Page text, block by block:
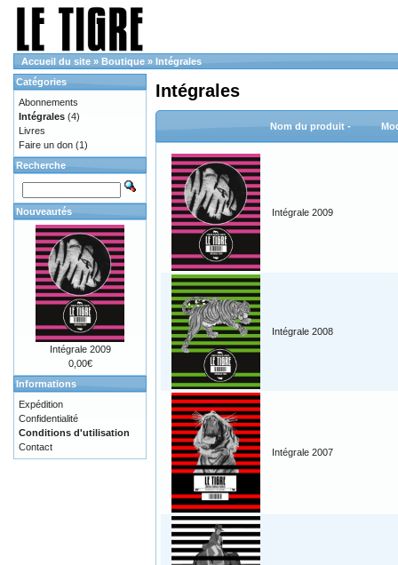
Accueil du site » Boutique » Intégrales
Intégrales
Nom du produit -
Intégrale 2009
Intégrale 2008
Intégrale 2007
Catégories
Abonnements
Intégrales (4)
Livres
Faire un don (1)
Recherche
Nouveautés
Intégrale 2009
0,00€
Informations
Expédition
Confidentialité
Conditions d'utilisation
Contact